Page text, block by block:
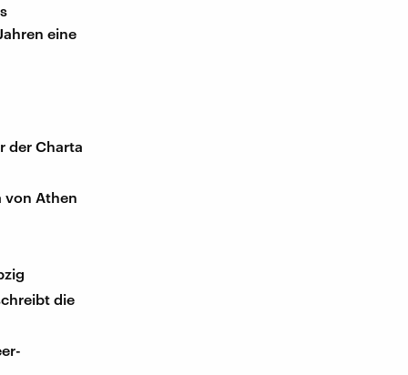
eine
der Charta
von Athen
die